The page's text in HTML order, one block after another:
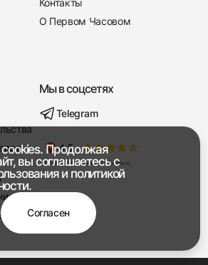
221-22-37
08:00 — 19:00
Контакты
О Первом Часовом
Мы в соцсетях
Telegram
Продолжая
вы соглашаетесь с
и политикой
Согласен